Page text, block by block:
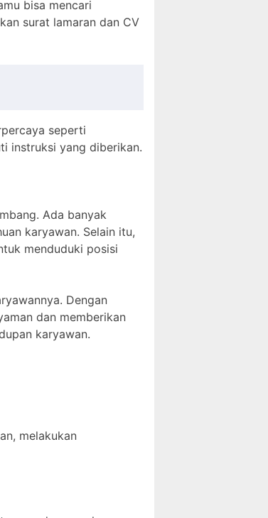
bisa mencari
surat lamaran dan CV
seperti
instruksi yang diberikan.
Ada banyak
karyawan. Selain itu,
menduduki posisi
Dengan
dan memberikan
karyawan.
melakukan